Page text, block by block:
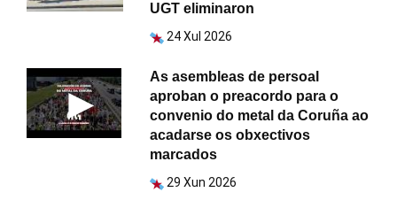
UGT eliminaron
24 Xul 2026
As asembleas de persoal
aproban o preacordo para o
convenio do metal da Coruña ao
acadarse os obxectivos
marcados
29 Xun 2026